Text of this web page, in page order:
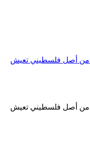
من أصل فلسطيني تعيش
من أصل فلسطيني تعيش